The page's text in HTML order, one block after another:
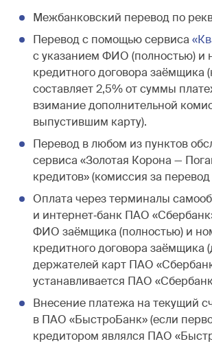
Межбанковский перевод по
Перевод с помощью сервиса
с указанием ФИО (полностью) и
кредитного договора заёмщика
составляет 2,5% от суммы
взимание дополнительной
выпустившим карту).
Перевод в любом из пунктов
сервиса «Золотая Корона —
кредитов» (комиссия за
Оплата через терминалы
и интернет‐банк ПАО
ФИО заёмщика (полностью) и
кредитного договора заёмщика
держателей карт ПАО
устанавливается ПАО
Внесение платежа на текущий
в ПАО «БыстроБанк» (если
кредитором являлся ПАО